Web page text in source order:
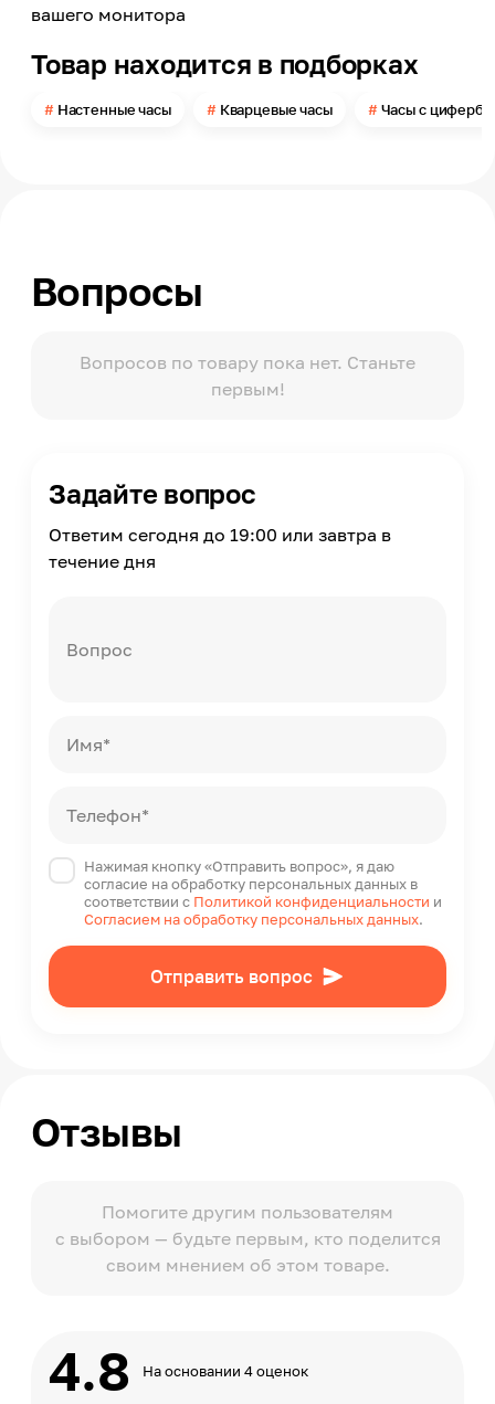
Высота
Ширина
Применение
Внутри помещений
Самоклеющийся
вашего монитора
Товар находится в подборках
Настенные часы Кварцевые часы Часы с
Вопросы
Вопросов по товару пока нет. Станьте
первым!
Задайте вопрос
Ответим сегодня до 19:00 или завтра в
течение дня
Вопрос
Имя*
Телефон*
Нажимая кнопку «Отправить вопрос», я даю
согласие на обработку персональных данных в
соответствии с Политикой конфиденциальности и
Согласием на обработку персональных данных.
Отправить вопрос
Отзывы
Помогите другим пользователям
с выбором — будьте первым, кто поделится
своим мнением об этом товаре.
4.8 На основании 4 оценок